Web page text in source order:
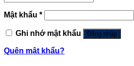
Mật khẩu *Bắt
buộc
Ghi nhớ mật khẩu
Đăng nhập
Quên mật khẩu?